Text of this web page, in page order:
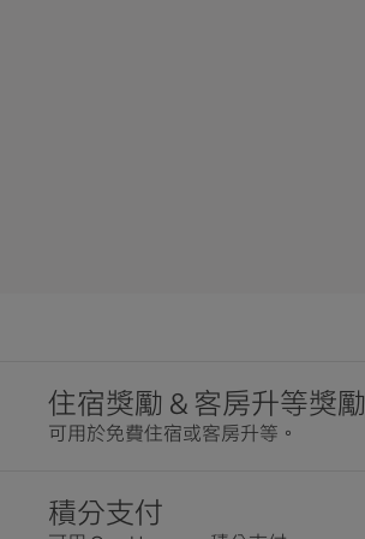
住宿獎勵 & 客房升等獎勵
可用於免費住宿或客房升等。
積分支付